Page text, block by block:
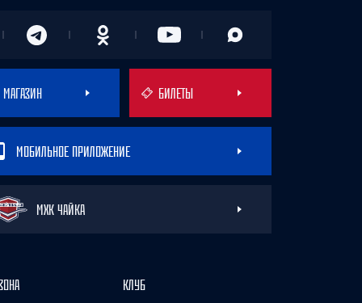
МАГАЗИН БИЛЕТЫ
МОБИЛЬНОЕ ПРИЛОЖЕНИЕ
МХК ЧАЙКА
КЛУБ